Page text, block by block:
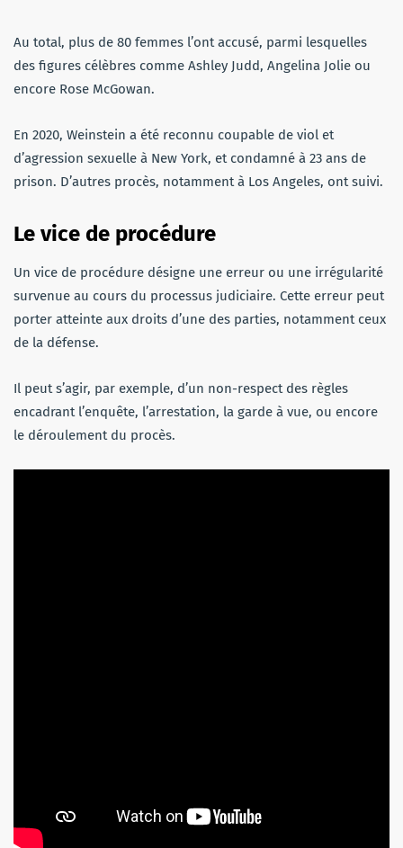
Au total, plus de 80 femmes l’ont accusé, parmi lesquelles
des figures célèbres comme Ashley Judd, Angelina Jolie ou
encore Rose McGowan.
En 2020, Weinstein a été reconnu coupable de viol et
d’agression sexuelle à New York, et condamné à 23 ans de
prison. D’autres procès, notamment à Los Angeles, ont suivi.
Le vice de procédure
Un vice de procédure désigne une erreur ou une irrégularité
survenue au cours du processus judiciaire. Cette erreur peut
porter atteinte aux droits d’une des parties, notamment ceux
de la défense.
Il peut s’agir, par exemple, d’un non-respect des règles
encadrant l’enquête, l’arrestation, la garde à vue, ou encore
le déroulement du procès.